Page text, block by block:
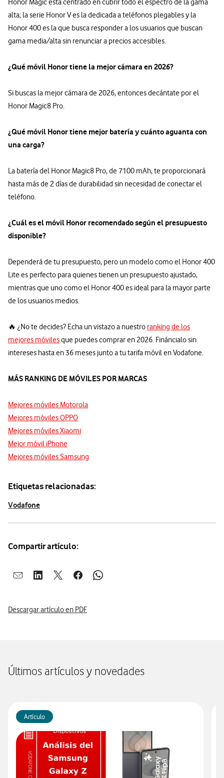
Honor Magic está centrado en cubrir todo el espectro de la gama
alta; la serie Honor V es la dedicada a teléfonos plegables y la
Honor 400 es la que busca responder a los usuarios que buscan
gama media/alta sin renunciar a precios accesibles.
¿Qué móvil Honor tiene la mejor cámara en 2026?
Si buscas la mejor cámara de 2026, entonces decántate por el
Honor Magic8 Pro.
¿Qué móvil Honor tiene mejor batería y cuánto aguanta con
una carga?
La batería del Honor Magic8 Pro, de 7100 mAh, te proporcionará
hasta más de 2 días de durabilidad sin necesidad de conectar el
teléfono.
¿Cuál es el móvil Honor recomendado según el presupuesto
disponible?
Dependerá de tu presupuesto, pero un modelo como el Honor 400
Lite es perfecto para quienes tienen un presupuesto ajustado,
mientras que uno como el Honor 400 es ideal para la mayor parte
de los usuarios medios.
🔥 ¿No te decides? Echa un vistazo a nuestro ranking de los
mejores móvilesque puedes comprar en 2026. Fináncialo sin
intereses hasta en 36 meses junto a tu tarifa móvil en Vodafone.
MÁS RANKING DE MÓVILES POR MARCAS
Mejores móviles Motorola
Mejores móviles OPPO
Mejores móviles Xiaomi
Mejor móvil iPhone
Mejores móviles Samsung
Etiquetas relacionadas:
Vodafone
Compartir artículo:
Abrir ventana para compartir en mail
Abrir ventana para compartir en linkedin
Abrir ventana para compartir en twitter
Abrir ventana para compartir en facebook
Abrir ventana para compartir en
Descargar artículo en PDF
Últimos artículos y novedades
Artículo